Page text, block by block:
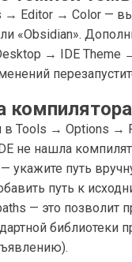
→ Editor → Color —
«Obsidian».
→ IDE Theme
в Tools → Options →
не нашла
укажите путь
путь к
— это позволит
библиотеки